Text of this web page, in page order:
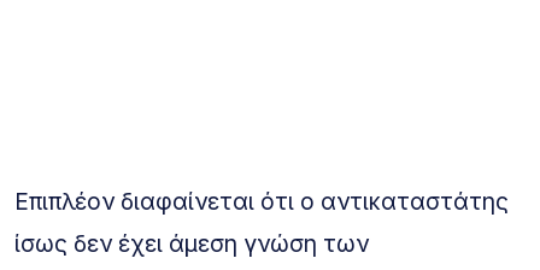
Επιπλέον διαφαίνεται ότι ο αντικαταστάτης
ίσως δεν έχει άμεση γνώση των